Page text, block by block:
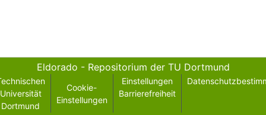
Eldorado - Repositorium der TU Dortmund
Universität
Dortmund
Cookie-
Einstellungen
Einstellungen
Barrierefreiheit